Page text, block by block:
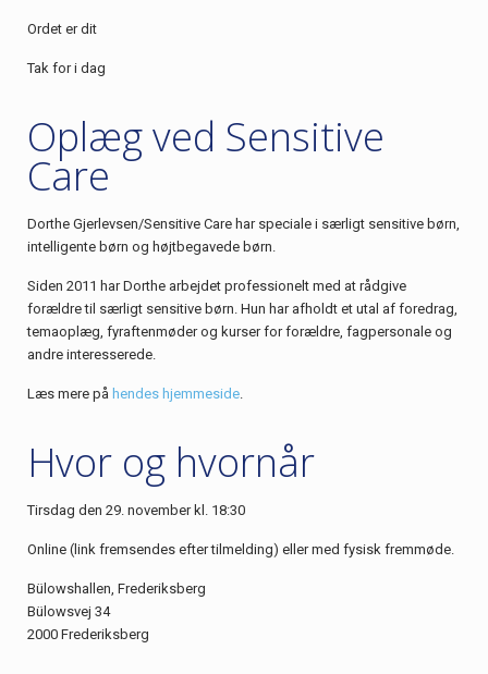
Ordet er dit
Tak for i dag
Oplæg ved Sensitive
Care
Dorthe Gjerlevsen/Sensitive Care har speciale i særligt sensitive børn,
intelligente børn og højtbegavede børn.
Siden 2011 har Dorthe arbejdet professionelt med at rådgive
forældre til særligt sensitive børn. Hun har afholdt et utal af foredrag,
temaoplæg, fyraftenmøder og kurser for forældre, fagpersonale og
andre interesserede.
Læs mere på hendes hjemmeside.
Hvor og hvornår
Tirsdag den 29. november kl. 18:30
Online (link fremsendes efter tilmelding) eller med fysisk fremmøde.
Bülowshallen, Frederiksberg
Bülowsvej 34
2000 Frederiksberg